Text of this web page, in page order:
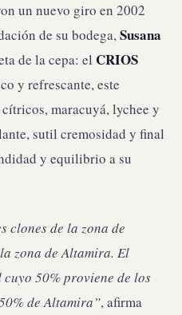
un nuevo giro en 2002
de su bodega, Susana
de la cepa: el CRIOS
y refrescante, este
maracuyá, lychee y
sutil cremosidad y final
y equilibrio a su
clones de la zona de
zona de Altamira. El
cuyo 50% proviene de los
de Altamira”, afirma